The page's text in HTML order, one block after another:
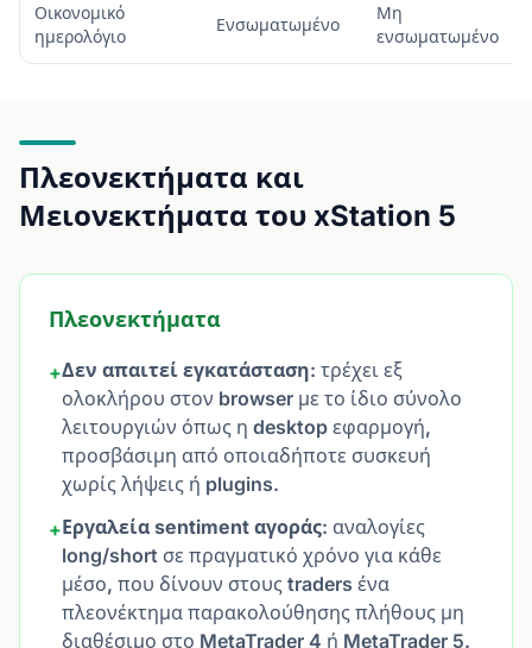
Οικονομικό
ημερολόγιο
Ενσωματωμένο
Μη
ενσωματωμένο
Πλεονεκτήματα και
Μειονεκτήματα του xStation 5
Πλεονεκτήματα
+Δεν απαιτεί εγκατάσταση: τρέχει εξ
ολοκλήρου στον browser με το ίδιο σύνολο
λειτουργιών όπως η desktop εφαρμογή,
προσβάσιμη από οποιαδήποτε συσκευή
χωρίς λήψεις ή plugins.
+Εργαλεία sentiment αγοράς: αναλογίες
long/short σε πραγματικό χρόνο για κάθε
μέσο, που δίνουν στους traders ένα
πλεονέκτημα παρακολούθησης πλήθους μη
διαθέσιμο στο MetaTrader 4 ή MetaTrader 5.